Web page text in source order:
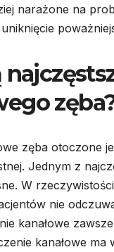
narażone na
zęba otoczone
Jednym z
W
nie
kanałowe
kanałowe